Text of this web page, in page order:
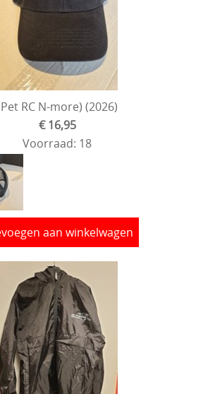
RC N-more) (2026)
€ 16,95
Voorraad: 18
aan winkelwagen